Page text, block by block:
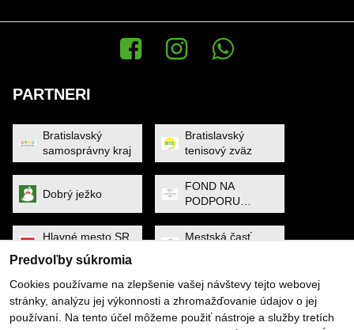
Facebook Instagram WhatsApp News
PARTNERI
Bratislavský
samosprávny kraj
Bratislavský
tenisový zväz
Dobrý ježko
FOND NA
PODPORU
ŠPORTU
Hlavné mesto SR
Bratislava
Mestská časť
MINISTERSTVO
CESTOVNÉHO
RUCHU A
Noa Raven
Predvoľby súkromia
Cookies používame na zlepšenie vašej návštevy tejto webovej
stránky, analýzu jej výkonnosti a zhromažďovanie údajov o jej
používaní. Na tento účel môžeme použiť nástroje a služby tretích